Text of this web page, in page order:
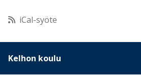
11:00
12:00
iCal-syöte
Kelhon koulu